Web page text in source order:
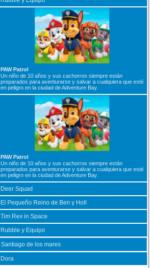
PAW Patrol
Un niño de 10 años y sus cachorros siempre están
preparados para aventurarse y salvar a cualquiera que esté
en peligro en la ciudad de Adventure Bay.
PAW Patrol
Un niño de 10 años y sus cachorros siempre están
preparados para aventurarse y salvar a cualquiera que esté
en peligro en la ciudad de Adventure Bay.
Deer Squad
El Pequeño Reino de Ben y Holl
Tim Rex in Space
Rubble y Equipo
Santiago de los mares
Dora